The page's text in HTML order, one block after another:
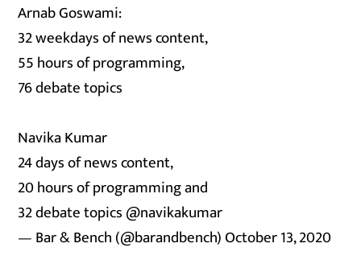
Arnab Goswami:
32 weekdays of news content,
55 hours of programming,
76 debate topics
Navika Kumar
24 days of news content,
20 hours of programming and
32 debate topics@navikakumar
— Bar & Bench (@barandbench)October 13, 2020